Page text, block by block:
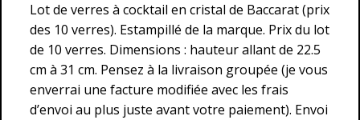
Lot de verres à cocktail en cristal de Baccarat (prix
des 10 verres). Estampillé de la marque. Prix du lot
de 10 verres. Dimensions : hauteur allant de 22.5
cm à 31 cm. Pensez à la livraison groupée (je vous
enverrai une facture modifiée avec les frais
d’envoi au plus juste avant votre paiement). Envoi